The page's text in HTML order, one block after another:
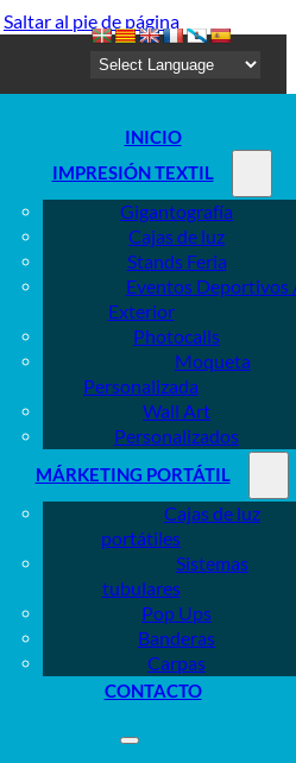
Saltar al pie de página
INICIO
IMPRESIÓN TEXTIL
Gigantografía
Cajas de luz
Stands Feria
Eventos Deportivos
Exterior
Photocalls
Moqueta
Personalizada
Wall Art
Personalizados
MÁRKETING PORTÁTIL
Cajas de luz
portátiles
Sistemas
tubulares
Pop Ups
Banderas
Carpas
CONTACTO